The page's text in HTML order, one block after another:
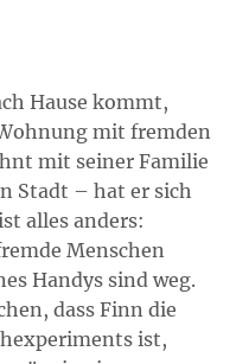
Hause kommt,
mit fremden
mit seiner Familie
Stadt – hat er sich
alles anders:
Menschen
Handys sind weg.
dass Finn die
ist,